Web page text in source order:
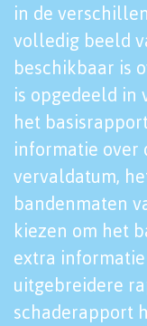
in de
volledig beeld
beschikbaar is
is opgedeeld in
het
informatie over
vervaldatum,
bandenmaten
kiezen om het
extra
uitgebreidere
schaderapport